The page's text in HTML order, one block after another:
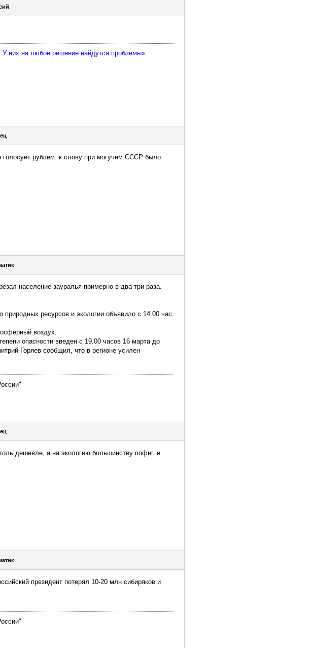
них на любое решение найдутся проблемы».
голосует рублем. к слову при могучем СССР было
население зауралья примерно в два-три раза.
ресурсов и экологии объявило с 14.00 час.
воздух.
опасности введен с 19.00 часов 16 марта до
Горяев сообщил, что в регионе усилен
дешевле, а на экологию большинству пофиг. и
президент потерял 10-20 млн сибиряков и